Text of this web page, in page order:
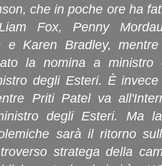
che in poche ore ha
Fox, Penny
e Karen Bradley,
la nomina a
degli Esteri. È
Priti Patel va
degli Esteri. Ma
sarà il ritorno
stratega della